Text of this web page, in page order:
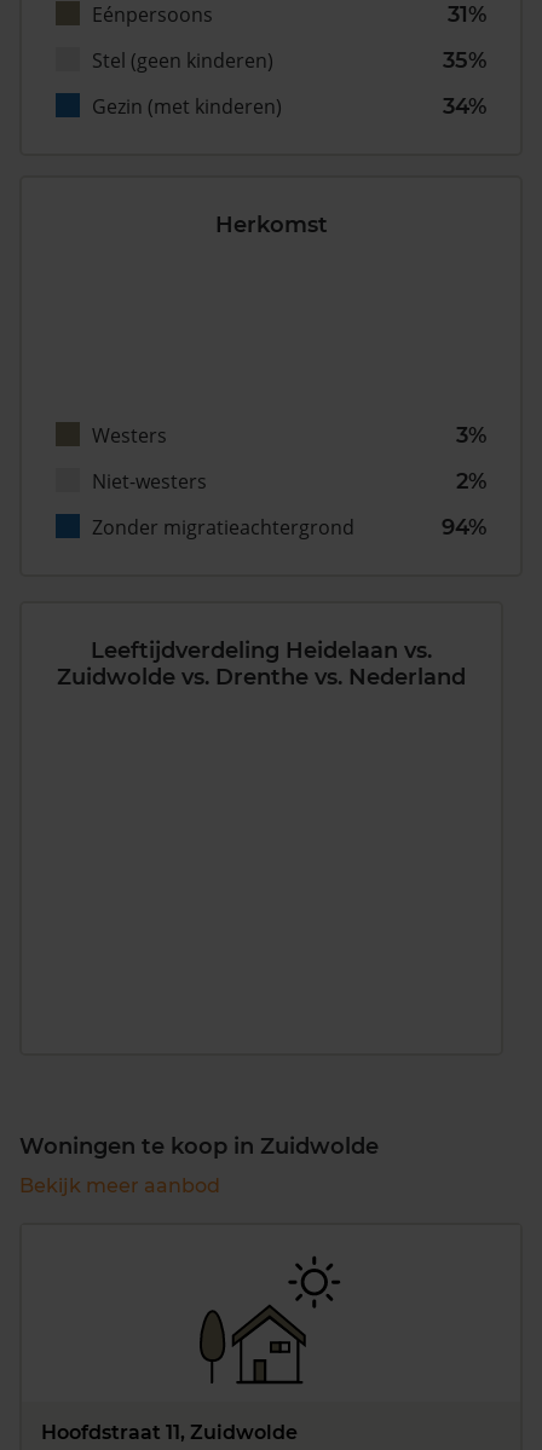
Eénpersoons
31%
Stel (geen kinderen)
35%
Gezin (met kinderen)
34%
Herkomst
Westers
3%
Niet-westers
2%
Zonder migratieachtergrond
94%
Leeftijdverdeling Heidelaan vs.
Zuidwolde vs. Drenthe vs. Nederland
Woningen te koop in Zuidwolde
Bekijk meer aanbod
Hoofdstraat 11, Zuidwolde